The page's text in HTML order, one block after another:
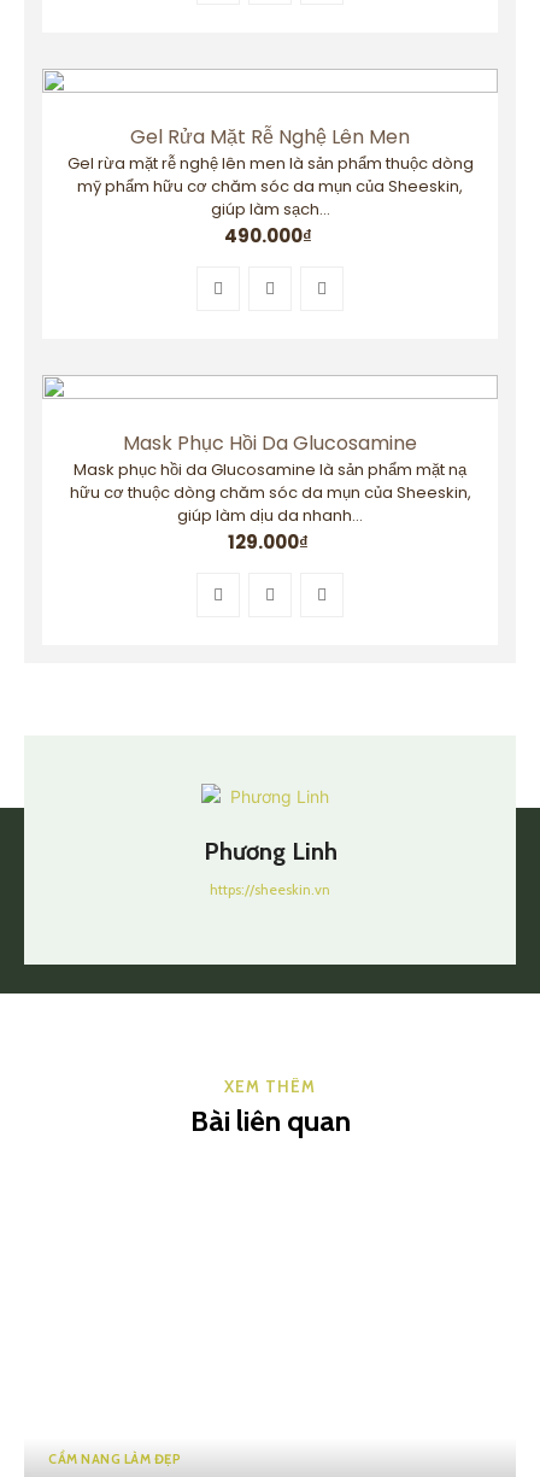
Gel Rửa Mặt Rễ Nghệ Lên Men
Gel rừa mặt rễ nghệ lên men là sản phẩm thuộc dòng
mỹ phẩm hữu cơ chăm sóc da mụn của Sheeskin,
giúp làm sạch...
490.000₫
Mask Phục Hồi Da Glucosamine
Mask phục hồi da Glucosamine là sản phẩm mặt nạ
hữu cơ thuộc dòng chăm sóc da mụn của Sheeskin,
giúp làm dịu da nhanh...
129.000₫
Phương Linh
https://sheeskin.vn
XEM THÊM
Bài liên quan
CẨM NANG LÀM ĐẸP